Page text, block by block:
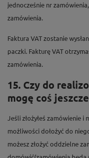
jednocześnie nr
zamówienia.
Faktura VAT zostanie
paczki. Fakturę VAT
zamówienia.
15. Czy do
mogę coś
Jeśli złożyłeś zamówienie i
możliwości dołożyć do
możesz złożyć oddzielne